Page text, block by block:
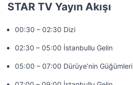
STAR TV Yayın Akışı
00:30 – 02:30 Dizi
02:30 – 05:00 İstanbullu Gelin
05:00 – 07:00 Dürüye’nin Güğümleri